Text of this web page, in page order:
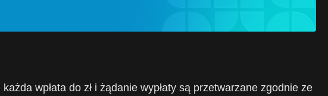
wpłata do zł i żądanie wypłaty są przetwarzane zgodnie ze